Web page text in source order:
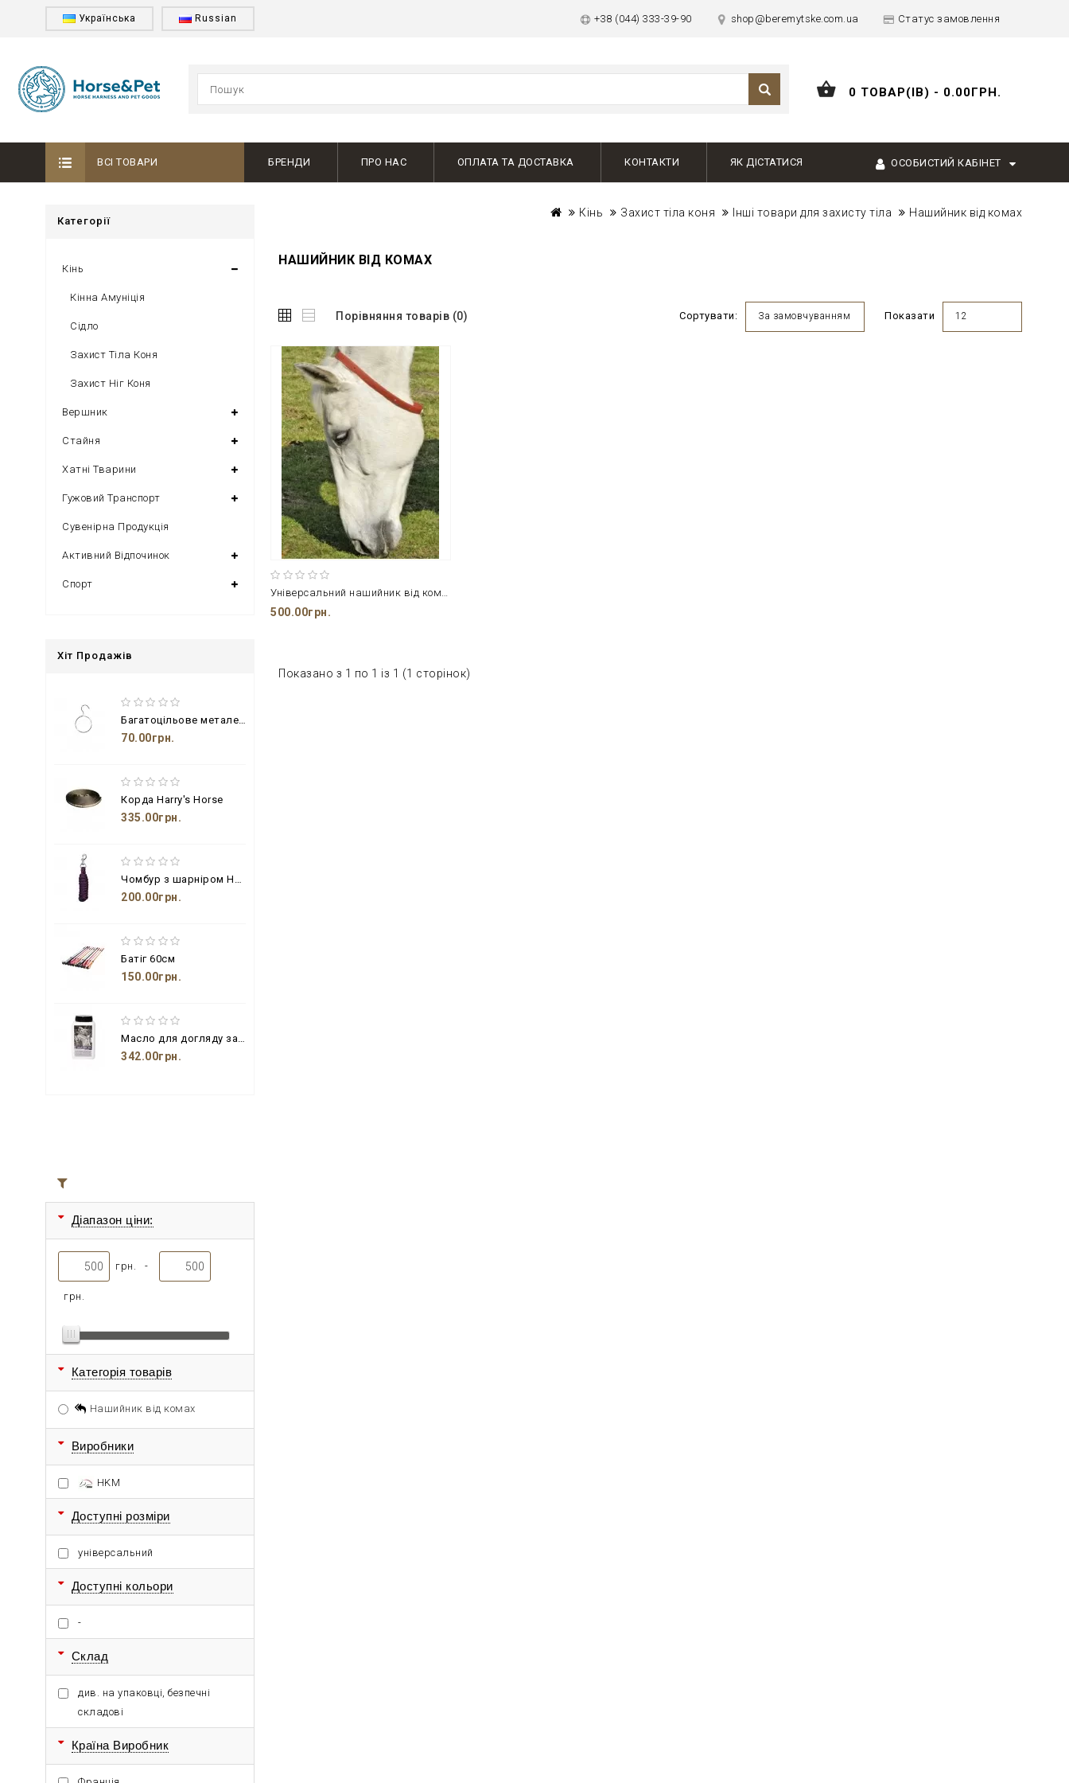
Українська Russian +38 (044) 333-39-90 shop@beremytske.com.ua Статус замовлення
0 ТОВАР(ІВ) - 0.00ГРН.
ВСІ ТОВАРИ БРЕНДИ ПРО НАС ОПЛАТА ТА ДОСТАВКА КОНТАКТИ ЯК ДІСТАТИСЯ ОСОБИСТИЙ КАБІНЕТ
Категорії
Кінь
Кінна Амуніція
Сідло
Захист Тіла Коня
Захист Ніг Коня
Вершник
Стайня
Хатні Тварини
Гужовий Транспорт
Сувенірна Продукція
Активний Відпочинок
Спорт
Хіт Продажів
Багатоцільове металеве кільце з гачком
70.00грн.
Корда Harry's Horse
335.00грн.
Чомбур з шарніром Harry's Horse
200.00грн.
Батіг 60см
150.00грн.
Масло для догляду за шкіряними виробами з бджолиним воском і пензлем
342.00грн.
Діапазон ціни:
грн. -
грн.
Категорія товарів
Нашийник від комах
Виробники
HKM
Доступні розміри
універсальний
Доступні кольори
-
Склад
див. на упаковці, безпечні
складові
Країна Виробник
Кінь Захист тіла коня Інші товари для захисту тіла Нашийник від комах
НАШИЙНИК ВІД КОМАХ
Порівняння товарів (0) Сортувати: За замовчуванням Показати 12
Універсальний нашийник від комах для коня НКМ з природніми активними компонентами
500.00грн.
Показано з 1 по 1 із 1 (1 сторінок)